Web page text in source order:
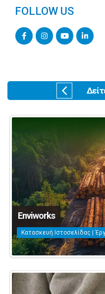
FOLLOW US
Enviworks
Κατασκευή Ιστοσελίδας |